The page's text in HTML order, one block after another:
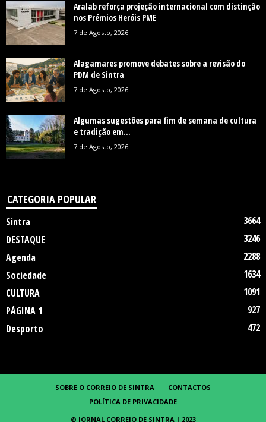
Aralab reforça projeção internacional com distinção
nos Prémios Heróis PME
7 de Agosto, 2026
Alagamares promove debates sobre a revisão do
PDM de Sintra
7 de Agosto, 2026
Algumas sugestões para fim de semana de cultura
e tradição em...
7 de Agosto, 2026
CATEGORIA POPULAR
Sintra
3664
DESTAQUE
3246
Agenda
2288
Sociedade
1634
CULTURA
1091
PÁGINA 1
927
Desporto
472
SOBRE O CORREIO DE SINTRA
CONTACTOS
POLÍTICA DE PRIVACIDADE
© JORNAL CORREIO DE SINTRA | 2023